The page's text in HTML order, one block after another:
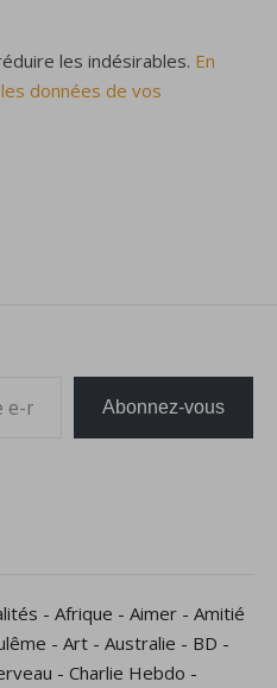
les indésirables. En
données de vos
Abonnez-vous
- Afrique - Aimer - Amitié
- Art - Australie - BD -
- Charlie Hebdo -